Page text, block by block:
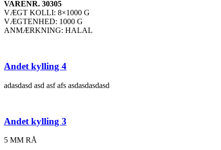
VARENR. 30305
VÆGT KOLLI: 8×1000 G
VÆGTENHED: 1000 G
ANMÆRKNING: HALAL
Andet kylling 4
adasdasd asd asf afs asdasdasdasd
Andet kylling 3
5 MM RÅ